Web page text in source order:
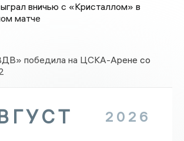
вничью с «Кристаллом» в
матче
победила на ЦСКА-Арене со
2026